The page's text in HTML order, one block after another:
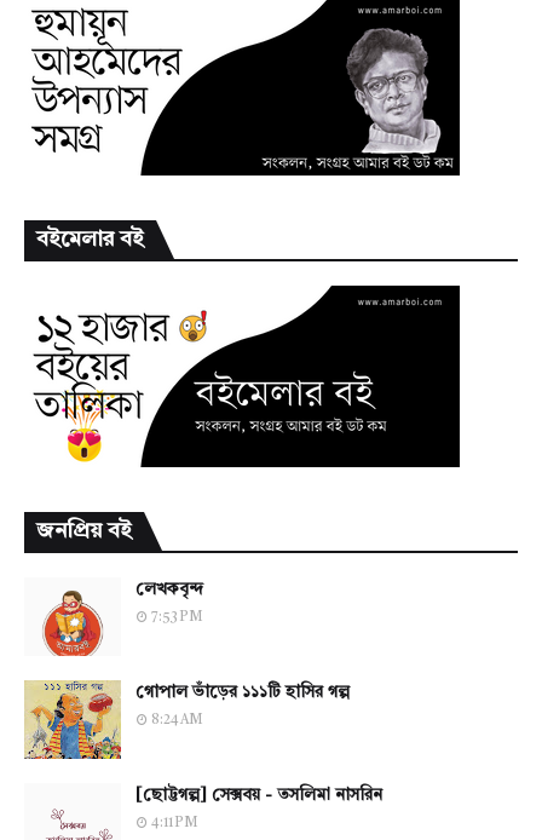
বইমেলার বই
জনপ্রিয় বই
লেখকবৃন্দ
7:53 PM
গোপাল ভাঁড়ের ১১১টি হাসির গল্প
8:24 AM
[ছোট্টগল্প] সেক্সবয় - তসলিমা নাসরিন
4:11 PM